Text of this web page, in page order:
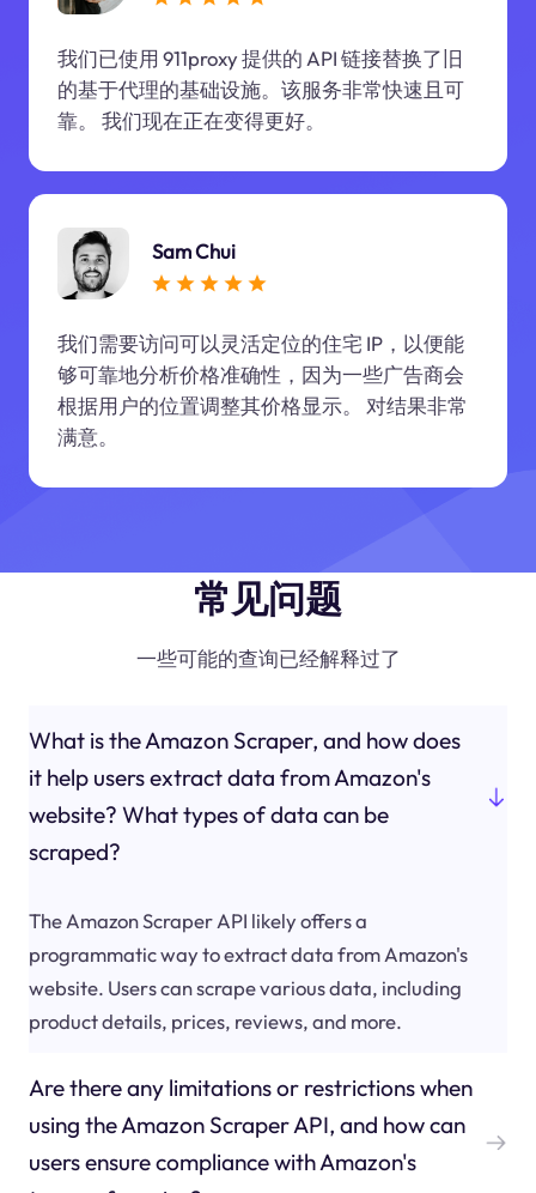
我们已使用 911proxy 提供的 API 链接替换了旧
的基于代理的基础设施。该服务非常快速且可
靠。 我们现在正在变得更好。
Sam Chui
我们需要访问可以灵活定位的住宅 IP，以便能
够可靠地分析价格准确性，因为一些广告商会
根据用户的位置调整其价格显示。 对结果非常
满意。
常见问题
一些可能的查询已经解释过了
What is the Amazon Scraper, and how does
it help users extract data from Amazon's
website? What types of data can be
scraped?
The Amazon Scraper API likely offers a
programmatic way to extract data from Amazon's
website. Users can scrape various data, including
product details, prices, reviews, and more.
Are there any limitations or restrictions when
using the Amazon Scraper API, and how can
users ensure compliance with Amazon's